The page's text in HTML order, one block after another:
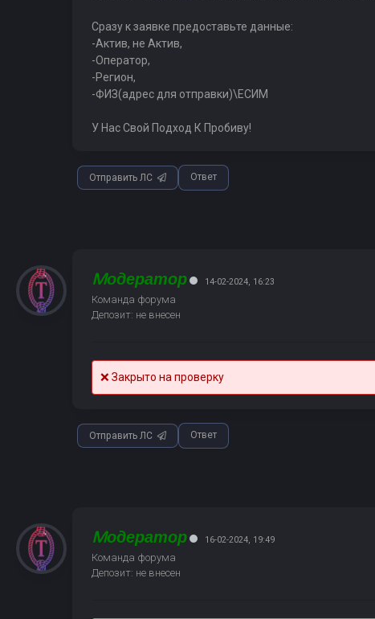
Сразу к заявке предоставьте данные:
-Актив, не Актив,
-Оператор,
-Регион,
-ФИЗ(адрес для отправки)\ЕСИМ
У Нас Свой Подход К Пробиву!
Отправить ЛС Ответ
Mодератор 14-02-2024, 16:23
Команда форума
Депозит: не внесен
❌ Закрыто на проверку
Отправить ЛС Ответ
Mодератор 16-02-2024, 19:49
Команда форума
Депозит: не внесен